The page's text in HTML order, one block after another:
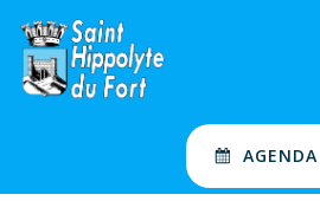
contenu
AGENDA